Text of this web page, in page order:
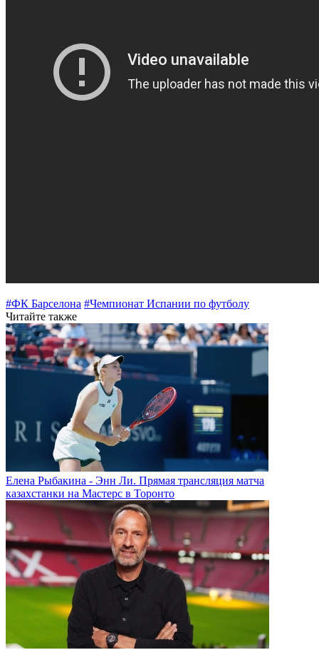
#ФК Барселона #Чемпионат Испании по футболу
Читайте также
Елена Рыбакина - Энн Ли. Прямая трансляция матча
казахстанки на Мастерс в Торонто